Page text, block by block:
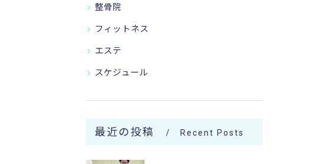
整骨院
フィットネス
エステ
スケジュール
最近の投稿 Recent Posts